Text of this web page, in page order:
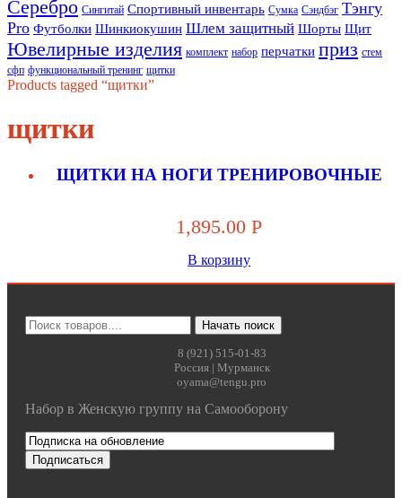
Серебро Сингитай Спортивный инвентарь Сумка Сэндбэг Тэнгу
Pro Футболки Шинкиокушин Шлем защитный Шорты Щит
Ювелирные изделия комплект набор перчатки приз стем
сфп функциональный тренинг щитки
Products tagged “щитки”
щитки
ЩИТКИ НА НОГИ ТРЕНИРОВОЧНЫЕ
1,895.00 Р
В корзину
8 (921) 515-01-83
Россия | Мурманск
oyama@tengu.pro
Набор в Женскую группу на Самооборону